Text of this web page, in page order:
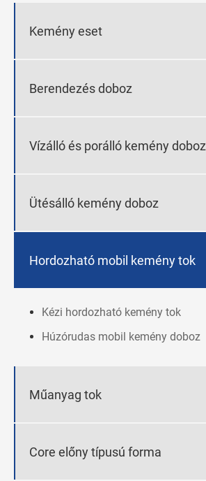
Kemény eset
Berendezés doboz
Vízálló és porálló kemény doboz
Ütésálló kemény doboz
Hordozható mobil kemény tok
Kézi hordozható kemény tok
Húzórudas mobil kemény doboz
Műanyag tok
Core előny típusú forma